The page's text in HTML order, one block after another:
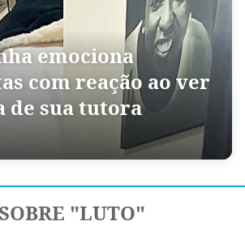
emociona
com reação ao ver
de sua tutora
"LUTO"